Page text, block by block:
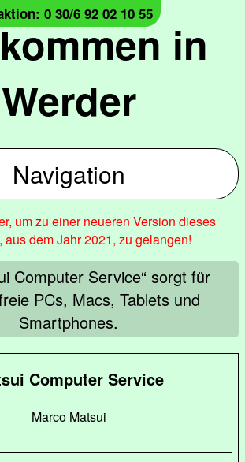
in
Werder
0 30/6 92 02 10 55
Navigation
um zu einer neueren Version dieses
aus dem Jahr 2021, zu gelangen!
Computer Service“ sorgt für
PCs, Macs, Tablets und
Smartphones.
Computer Service
Marco Matsui